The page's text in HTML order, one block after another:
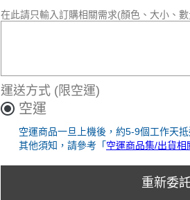
在此請只輸入訂購相關需求(顏色、大小、
運送方式 (限空運)
空運
空運商品一旦上機後，約5-9個工作天
其他須知，請參考「 空運商品集/出貨相
重新委